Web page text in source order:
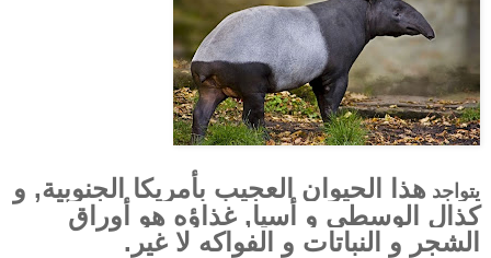
يتواجد هذا الحيوان العجيب بأمريكا الجنوبية, و
كذال الوسطى و أسيا, غذاؤه هو أوراق
الشجر و النباتات و الفواكه لا غير.